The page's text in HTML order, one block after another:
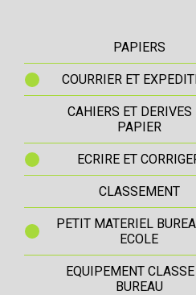
PAPIERS
COURRIER ET
CAHIERS ET DERIVES
PAPIER
ECRIRE ET
CLASSEMENT
PETIT MATERIEL
ECOLE
EQUIPEMENT
BUREAU